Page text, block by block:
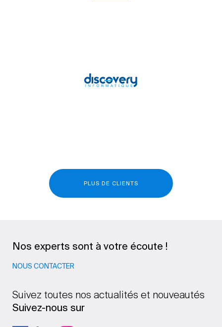
PLUS DE CLIENTS
Nos experts sont à votre écoute !
NOUS CONTACTER
Suivez toutes nos actualités et nouveautés
Suivez-nous sur